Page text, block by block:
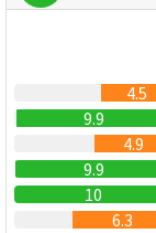
4.5
9.9
4.9
9.9
10
6.3